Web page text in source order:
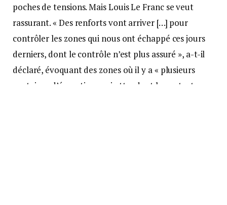
poches de tensions. Mais Louis Le Franc se veut
rassurant. « Des renforts vont arriver […] pour
contrôler les zones qui nous ont échappé ces jours
derniers, dont le contrôle n’est plus assuré », a-t-il
déclaré, évoquant des zones où il y a « plusieurs
centaines d’émeutiers, qui attendent le contact avec